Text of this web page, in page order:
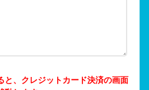
と、クレジットカード決済の画面